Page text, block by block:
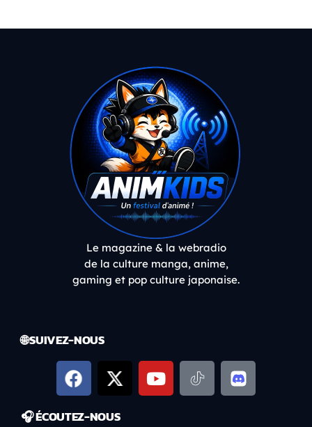
Le magazine & la webradio
de la culture manga, anime,
gaming et pop culture japonaise.
🌐 SUIVEZ-NOUS
🎧 ÉCOUTEZ-NOUS